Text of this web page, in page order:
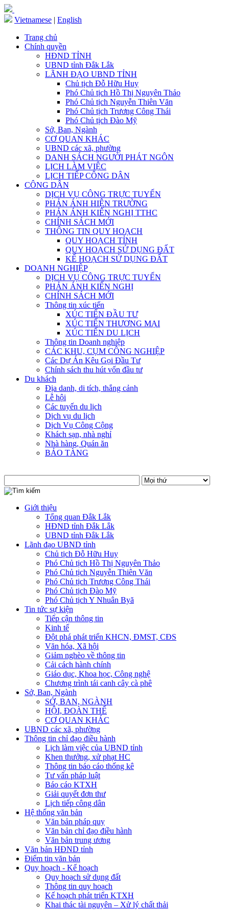
Vietnamese | English
Trang chủ
Chính quyền
HĐND TỈNH
UBND tỉnh Đắk Lắk
LÃNH ĐẠO UBND TỈNH
Chủ tịch Đỗ Hữu Huy
Phó Chủ tịch Hồ Thị Nguyên Thảo
Phó Chủ tịch Nguyễn Thiên Văn
Phó Chủ tịch Trương Công Thái
Phó Chủ tịch Đào Mỹ
Sở, Ban, Ngành
CƠ QUAN KHÁC
UBND các xã, phường
DANH SÁCH NGƯỜI PHÁT NGÔN
LỊCH LÀM VIỆC
LỊCH TIẾP CÔNG DÂN
CÔNG DÂN
DỊCH VỤ CÔNG TRỰC TUYẾN
PHẢN ÁNH HIỆN TRƯỜNG
PHẢN ÁNH KIẾN NGHỊ TTHC
CHÍNH SÁCH MỚI
THÔNG TIN QUY HOẠCH
QUY HOẠCH TỈNH
QUY HOẠCH SỬ DỤNG ĐẤT
KẾ HOẠCH SỬ DỤNG ĐẤT
DOANH NGHIỆP
DỊCH VỤ CÔNG TRỰC TUYẾN
PHẢN ÁNH KIẾN NGHỊ
CHÍNH SÁCH MỚI
Thông tin xúc tiến
XÚC TIẾN ĐẦU TƯ
XÚC TIẾN THƯƠNG MẠI
XÚC TIẾN DU LỊCH
Thông tin Doanh nghiệp
CÁC KHU, CỤM CÔNG NGHIỆP
Các Dự Án Kêu Gọi Đầu Tư
Chính sách thu hút vốn đầu tư
Du khách
Địa danh, di tích, thắng cảnh
Lễ hội
Các tuyến du lịch
Dịch vụ du lịch
Dịch Vụ Công Cộng
Khách sạn, nhà nghỉ
Nhà hàng, Quán ăn
BẢO TÀNG
Giới thiệu
Tổng quan Đắk Lắk
HĐND tỉnh Đắk Lắk
UBND tỉnh Đắk Lắk
Lãnh đạo UBND tỉnh
Chủ tịch Đỗ Hữu Huy
Phó Chủ tịch Hồ Thị Nguyên Thảo
Phó Chủ tịch Nguyễn Thiên Văn
Phó Chủ tịch Trương Công Thái
Phó Chủ tịch Đào Mỹ
Phó Chủ tịch Y Nhuân Byă
Tin tức sự kiện
Tiếp cận thông tin
Kinh tế
Đột phá phát triển KHCN, ĐMST, CĐS
Văn hóa, Xã hội
Giảm nghèo về thông tin
Cải cách hành chính
Giáo dục, Khoa học, Công nghệ
Chương trình tái canh cây cà phê
Sở, Ban, Ngành
SỞ, BAN, NGÀNH
HỘI, ĐOÀN THỂ
CƠ QUAN KHÁC
UBND các xã, phường
Thông tin chỉ đạo điều hành
Lịch làm việc của UBND tỉnh
Khen thưởng, xử phạt HC
Thông tin báo cáo thống kê
Tư vấn pháp luật
Báo cáo KTXH
Giải quyết đơn thư
Lịch tiếp công dân
Hệ thống văn bản
Văn bản pháp quy
Văn bản chỉ đạo điều hành
Văn bản trung ương
Văn bản HĐND tỉnh
Điểm tin văn bản
Quy hoạch - Kế hoạch
Quy hoạch sử dụng đất
Thông tin quy hoạch
Kế hoạch phát triển KTXH
Khai thác tài nguyên – Xử lý chất thải